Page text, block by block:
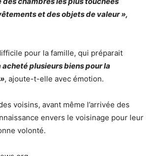
et des objets de valeur »,
pour la famille, qui préparait
acheté plusieurs biens pour la
, ajoute-t-elle avec émotion.
voisins, avant même l’arrivée des
envers le voisinage pour leur
volonté.